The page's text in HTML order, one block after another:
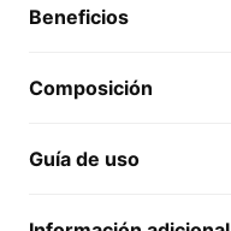
Beneficios
Composición
Guía de uso